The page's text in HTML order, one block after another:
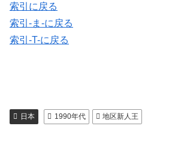
索引に戻る
索引-ま-に戻る
索引-T-に戻る
日本 1990年代 地区新人王